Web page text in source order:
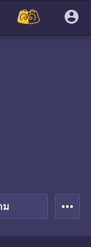
account_circle
ม more_horiz